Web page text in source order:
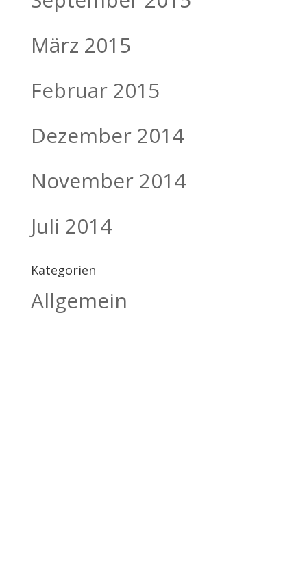
März 2015
Februar 2015
Dezember 2014
November 2014
Juli 2014
Kategorien
Allgemein